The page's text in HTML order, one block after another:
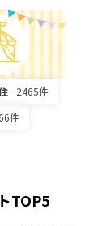
2465件
件
TOP5